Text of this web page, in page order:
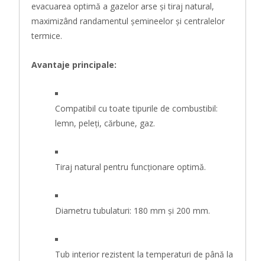
evacuarea optimă a gazelor arse și tiraj natural,
maximizând randamentul șemineelor și centralelor
termice.
Avantaje principale:
Compatibil cu toate tipurile de combustibil:
lemn, peleți, cărbune, gaz.
Tiraj natural pentru funcționare optimă.
Diametru tubulaturi: 180 mm și 200 mm.
Tub interior rezistent la temperaturi de până la